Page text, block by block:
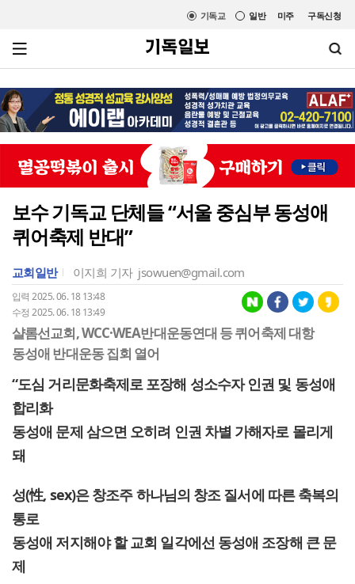
미주 구독신청
일반
기독교
보수 기독교 단체들 “서울 중심부 동성애
퀴어축제 반대”
교회일반 이지희 기자 jsowuen@gmail.com
입력 2025. 06. 18 13:48
수정 2025. 06. 18 13:49
샬롬선교회, WCC·WEA반대운동연대 등 퀴어축제 대항
동성애 반대운동 집회 열어
“도심 거리문화축제로 포장해 성소수자 인권 및 동성애
합리화
동성애 문제 삼으면 오히려 인권 차별 가해자로 몰리게
돼
성(性, sex)은 창조주 하나님의 창조 질서에 따른 축복의
통로
동성애 저지해야 할 교회 일각에선 동성애 조장해 큰 문
제